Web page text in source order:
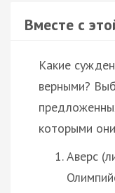
Вместе с
Какие
верными?
которыми
Аверс